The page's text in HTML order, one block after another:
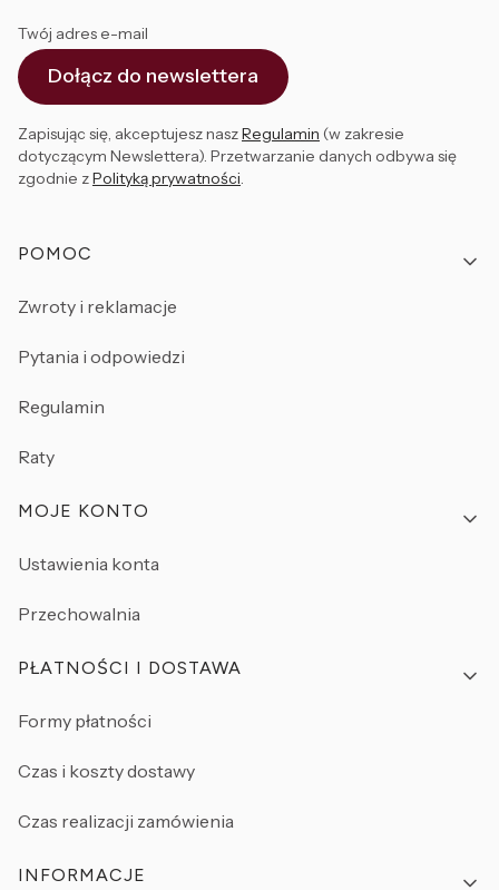
Twój adres e-mail
Dołącz do newslettera
Zapisując się, akceptujesz naszRegulamin (w zakresie
dotyczącym Newslettera). Przetwarzanie danych odbywa się
zgodnie zPolityką prywatności.
Linki w stopce
POMOC
Zwroty i reklamacje
Pytania i odpowiedzi
Regulamin
Raty
MOJE KONTO
Ustawienia konta
Przechowalnia
PŁATNOŚCI I DOSTAWA
Formy płatności
Czas i koszty dostawy
Czas realizacji zamówienia
INFORMACJE